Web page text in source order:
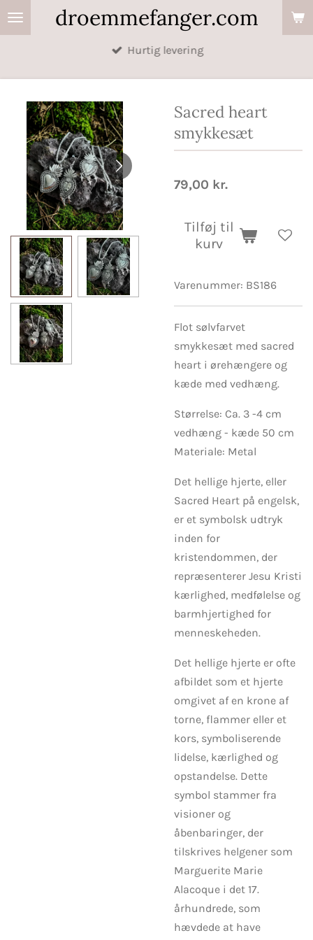
Spring
til
droemmefanger.com
Hurtig levering
Sacred heart
smykkesæt
79,00 kr.
Tilføj til
kurv
Varenummer: BS186
Flot sølvfarvet
smykkesæt med sacred
heart i ørehængere og
kæde med vedhæng.
Størrelse: Ca. 3 -4 cm
vedhæng - kæde 50 cm
Materiale: Metal
Det hellige hjerte, eller
Sacred Heart på engelsk,
er et symbolsk udtryk
inden for
kristendommen, der
repræsenterer Jesu Kristi
kærlighed, medfølelse og
barmhjertighed for
menneskeheden.
Det hellige hjerte er ofte
afbildet som et hjerte
omgivet af en krone af
torne, flammer eller et
kors, symboliserende
lidelse, kærlighed og
opstandelse. Dette
symbol stammer fra
visioner og
åbenbaringer, der
tilskrives helgener som
Marguerite Marie
Alacoque i det 17.
århundrede, som
hævdede at have